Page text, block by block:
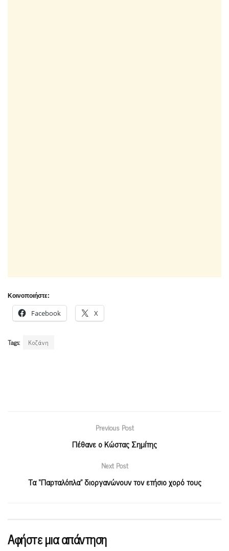
Κοινοποιήστε:
Facebook X
Tags: Κοζάνη
Previous Post
Πέθανε ο Κώστας Σημίτης
Next Post
Τα “Παρταλόπλα” διοργανώνουν τον ετήσιο χορό τους
Αφήστε μια απάντηση